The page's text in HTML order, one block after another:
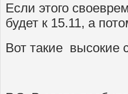
Если этого
будет к 15.11, а
Вот такие высокие